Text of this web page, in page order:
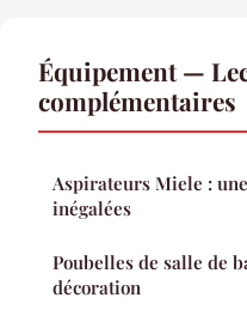
Équipement —
complémentaires
Aspirateurs Miele :
inégalées
Poubelles de salle de
décoration